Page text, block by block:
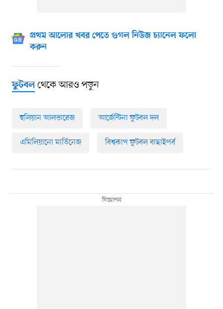
প্রথম আলোর খবর পেতে গুগল নিউজ চ্যানেল ফলো
করুন
ফুটবলথেকে আরও পড়ুন
হুলিয়ান আলভারেজ আর্জেন্টিনা ফুটবল দল
এমিলিয়ানো মার্তিনেজ বিশ্বকাপ ফুটবল বাছাইপর্ব